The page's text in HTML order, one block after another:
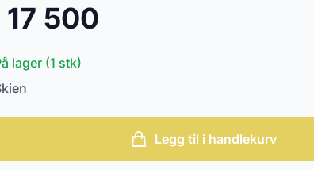
500
lager (1 stk)
Legg til i handlekurv